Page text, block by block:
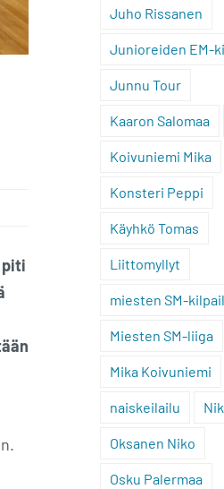
piti
Juho Rissanen
Junioreiden EM-
Junnu Tour
Kaaron Salomaa
Koivuniemi Mika
Konsteri Peppi
Käyhkö Tomas
Liittomyllyt
miesten SM-
Miesten SM-liiga
Mika Koivuniemi
naiskeilailu
Oksanen Niko
Osku Palermaa